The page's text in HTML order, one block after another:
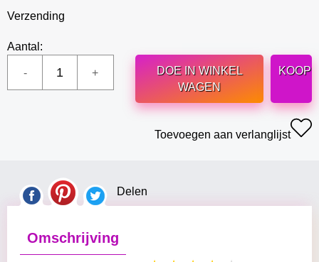
Verzending
Aantal:
DOE IN WINKEL
WAGEN
KOOP
Toevoegen aan verlanglijst
Delen
Omschrijving